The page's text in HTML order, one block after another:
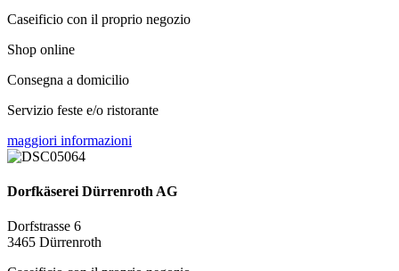
Caseificio con il proprio negozio
Shop online
Consegna a domicilio
Servizio feste e/o ristorante
maggiori informazioni
Dorfkäserei Dürrenroth AG
Dorfstrasse 6
3465 Dürrenroth